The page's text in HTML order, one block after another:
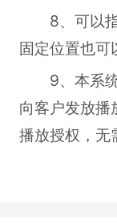
8、可以指
固定位置也可
9、本系统
向客户发放播
播放授权，无